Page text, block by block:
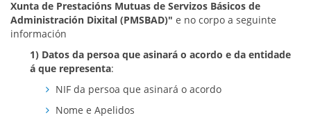
Xunta de Prestacións Mutuas de Servizos Básicos de
Administración Dixital (PMSBAD)" e no corpo a seguinte
información
1) Datos da persoa que asinará o acordo e da entidade
á que representa:
NIF da persoa que asinará o acordo
Nome e Apelidos